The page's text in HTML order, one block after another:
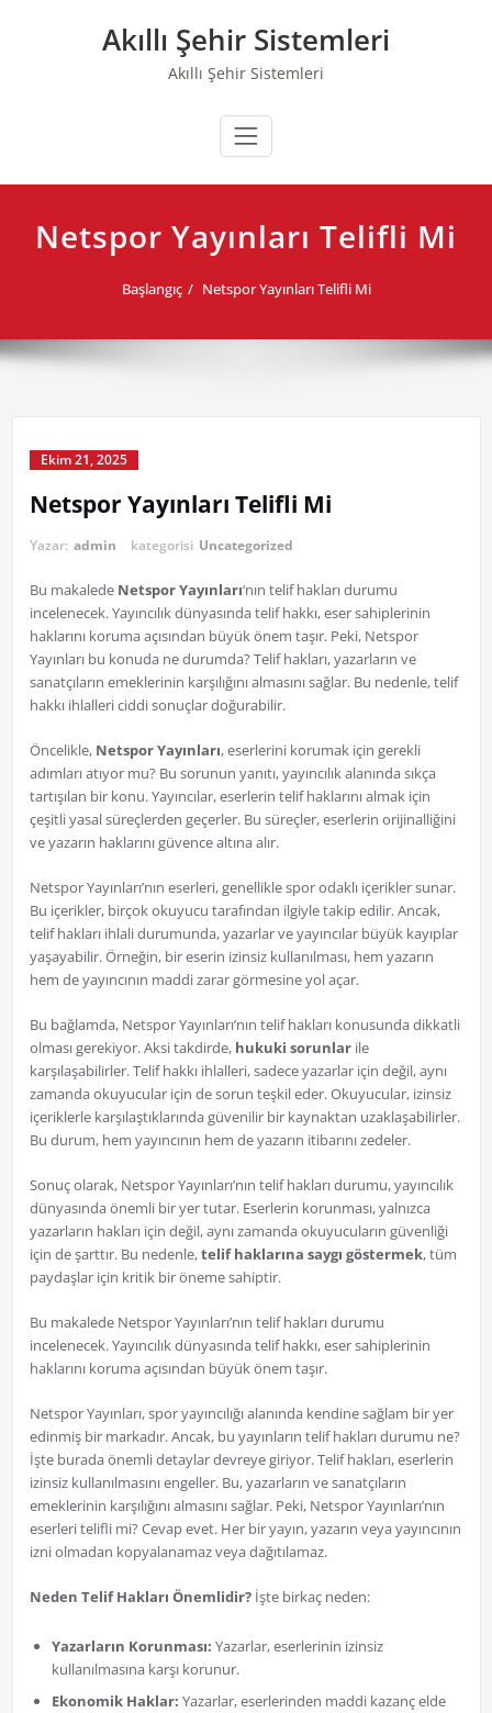
Akıllı Şehir Sistemleri
Akıllı Şehir Sistemleri
Netspor Yayınları Telifli Mi
Başlangıç Netspor Yayınları Telifli Mi
Ekim 21, 2025
Netspor Yayınları Telifli Mi
Yazar: admin kategorisi Uncategorized
Bu makalede Netspor Yayınları‘nın telif hakları durumu
incelenecek. Yayıncılık dünyasında telif hakkı, eser sahiplerinin
haklarını koruma açısından büyük önem taşır. Peki, Netspor
Yayınları bu konuda ne durumda? Telif hakları, yazarların ve
sanatçıların emeklerinin karşılığını almasını sağlar. Bu nedenle, telif
hakkı ihlalleri ciddi sonuçlar doğurabilir.
Öncelikle, Netspor Yayınları, eserlerini korumak için gerekli
adımları atıyor mu? Bu sorunun yanıtı, yayıncılık alanında sıkça
tartışılan bir konu. Yayıncılar, eserlerin telif haklarını almak için
çeşitli yasal süreçlerden geçerler. Bu süreçler, eserlerin orijinalliğini
ve yazarın haklarını güvence altına alır.
Netspor Yayınları’nın eserleri, genellikle spor odaklı içerikler sunar.
Bu içerikler, birçok okuyucu tarafından ilgiyle takip edilir. Ancak,
telif hakları ihlali durumunda, yazarlar ve yayıncılar büyük kayıplar
yaşayabilir. Örneğin, bir eserin izinsiz kullanılması, hem yazarın
hem de yayıncının maddi zarar görmesine yol açar.
Bu bağlamda, Netspor Yayınları’nın telif hakları konusunda dikkatli
olması gerekiyor. Aksi takdirde, hukuki sorunlarile
karşılaşabilirler. Telif hakkı ihlalleri, sadece yazarlar için değil, aynı
zamanda okuyucular için de sorun teşkil eder. Okuyucular, izinsiz
içeriklerle karşılaştıklarında güvenilir bir kaynaktan uzaklaşabilirler.
Bu durum, hem yayıncının hem de yazarın itibarını zedeler.
Sonuç olarak, Netspor Yayınları’nın telif hakları durumu, yayıncılık
dünyasında önemli bir yer tutar. Eserlerin korunması, yalnızca
yazarların hakları için değil, aynı zamanda okuyucuların güvenliği
için de şarttır. Bu nedenle,telif haklarına saygı göstermek, tüm
paydaşlar için kritik bir öneme sahiptir.
Bu makalede Netspor Yayınları’nın telif hakları durumu
incelenecek. Yayıncılık dünyasında telif hakkı, eser sahiplerinin
haklarını koruma açısından büyük önem taşır.
Netspor Yayınları, spor yayıncılığı alanında kendine sağlam bir yer
edinmiş bir markadır. Ancak, bu yayınların telif hakları durumu ne?
İşte burada önemli detaylar devreye giriyor. Telif hakları, eserlerin
izinsiz kullanılmasını engeller. Bu, yazarların ve sanatçıların
emeklerinin karşılığını almasını sağlar. Peki, Netspor Yayınları’nın
eserleri telifli mi? Cevap evet. Her bir yayın, yazarın veya yayıncının
izni olmadan kopyalanamaz veya dağıtılamaz.
Neden Telif Hakları Önemlidir?İşte birkaç neden:
Yazarların Korunması: Yazarlar, eserlerinin izinsiz
kullanılmasına karşı korunur.
Ekonomik Haklar: Yazarlar, eserlerinden maddi kazanç elde